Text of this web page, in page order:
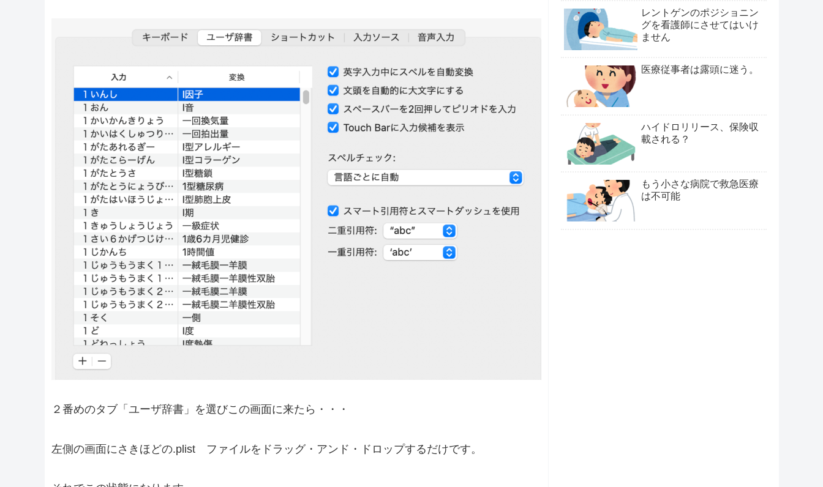
２番めのタブ「ユーザ辞書」を選びこの画面に来たら・・・
左側の画面にさきほどの.plist ファイルをドラッグ・アンド・ドロップするだけです。
レントゲンのポジショニン
グを看護師にさせてはいけ
ません
医療従事者は露頭に迷う。
ハイドロリリース、保険収
載される？
もう小さな病院で救急医療
は不可能